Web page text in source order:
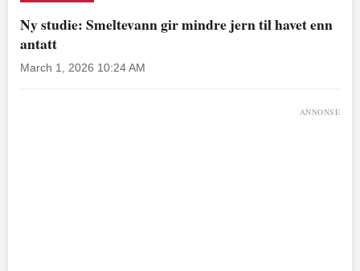
Ny studie: Smeltevann gir mindre jern til havet enn
antatt
March 1, 2026 10:24 AM
ANNONSE